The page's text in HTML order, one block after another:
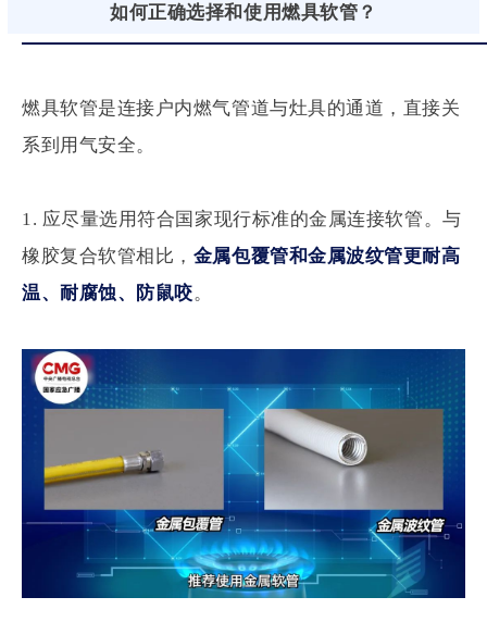
如何正确选择和使用燃具软管？
燃具软管是连接户内燃气管道与灶具的通道，直接关
系到用气安全。
1. 应尽量选用符合国家现行标准的金属连接软管。与
橡胶复合软管相比， 金属包覆管和金属波纹管更耐高
温、耐腐蚀、防鼠咬。